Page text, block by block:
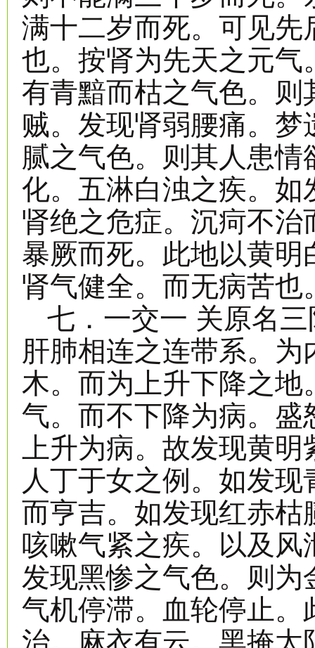
满十二岁而死。可见
也。按肾为先天之元
有青黯而枯之气色。
贼。发现肾弱腰痛。
腻之气色。则其人患
化。五淋白浊之疾。
肾绝之危症。沉疴不
暴厥而死。此地以黄
肾气健全。而无病苦也
七．一交一 关原名
肝肺相连之连带系。
木。而为上升下降之
气。而不下降为病。
上升为病。故发现黄
人丁于女之例。如发
而亨吉。如发现红赤
咳嗽气紧之疾。以及
发现黑惨之气色。则
气机停滞。血轮停止
治。麻衣有云。黑掩